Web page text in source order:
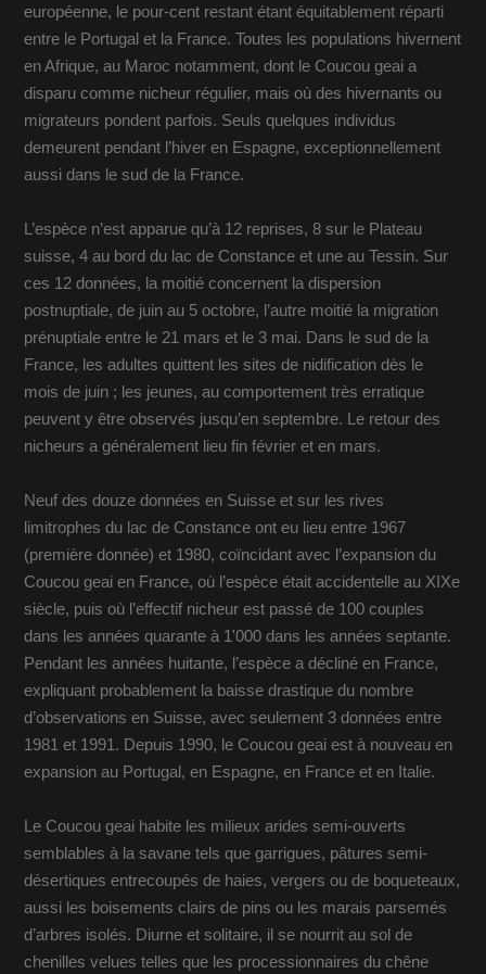
européenne, le pour-cent restant étant équitablement réparti
entre le Portugal et la France. Toutes les populations hivernent
en Afrique, au Maroc notamment, dont le Coucou geai a
disparu comme nicheur régulier, mais où des hivernants ou
migrateurs pondent parfois. Seuls quelques individus
demeurent pendant l’hiver en Espagne, exceptionnellement
aussi dans le sud de la France.
L’espèce n’est apparue qu’à 12 reprises, 8 sur le Plateau
suisse, 4 au bord du lac de Constance et une au Tessin. Sur
ces 12 données, la moitié concernent la dispersion
postnuptiale, de juin au 5 octobre, l’autre moitié la migration
prénuptiale entre le 21 mars et le 3 mai. Dans le sud de la
France, les adultes quittent les sites de nidification dès le
mois de juin ; les jeunes, au comportement très erratique
peuvent y être observés jusqu’en septembre. Le retour des
nicheurs a généralement lieu fin février et en mars.
Neuf des douze données en Suisse et sur les rives
limitrophes du lac de Constance ont eu lieu entre 1967
(première donnée) et 1980, coïncidant avec l’expansion du
Coucou geai en France, où l’espèce était accidentelle au XIXe
siècle, puis où l’effectif nicheur est passé de 100 couples
dans les années quarante à 1'000 dans les années septante.
Pendant les années huitante, l’espèce a décliné en France,
expliquant probablement la baisse drastique du nombre
d’observations en Suisse, avec seulement 3 données entre
1981 et 1991. Depuis 1990, le Coucou geai est à nouveau en
expansion au Portugal, en Espagne, en France et en Italie.
Le Coucou geai habite les milieux arides semi-ouverts
semblables à la savane tels que garrigues, pâtures semi-
désertiques entrecoupés de haies, vergers ou de boqueteaux,
aussi les boisements clairs de pins ou les marais parsemés
d’arbres isolés. Diurne et solitaire, il se nourrit au sol de
chenilles velues telles que les processionnaires du chêne